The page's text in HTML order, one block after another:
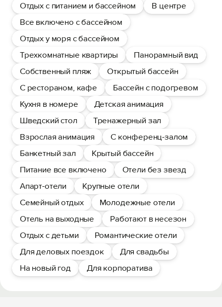
Отдых с питанием и бассейном
В центре
Все включено с бассейном
Отдых у моря с бассейном
Трехкомнатные квартиры
Панорамный вид
Собственный пляж
Открытый бассейн
С рестораном, кафе
Бассейн с подогревом
Кухня в номере
Детская анимация
Шведский стол
Тренажерный зал
Взрослая анимация
С конференц-залом
Банкетный зал
Крытый бассейн
Питание все включено
Отели без звезд
Апарт-отели
Крупные отели
Семейный отдых
Молодежные отели
Отель на выходные
Работают в несезон
Отдых с детьми
Романтические отели
Для деловых поездок
Для свадьбы
На новый год
Для корпоратива